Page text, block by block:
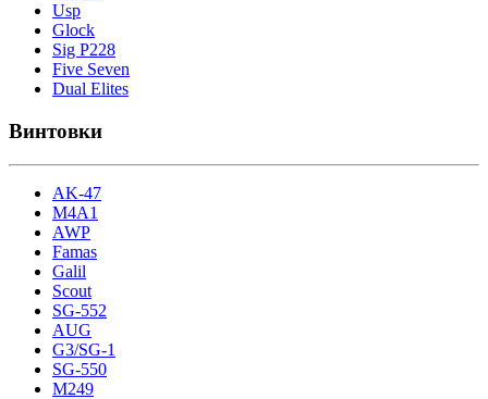
Usp
Glock
Sig P228
Five Seven
Dual Elites
Винтовки
AK-47
M4A1
AWP
Famas
Galil
Scout
SG-552
AUG
G3/SG-1
SG-550
M249